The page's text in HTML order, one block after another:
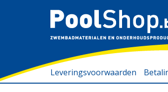
Leveringsvoorwaarden